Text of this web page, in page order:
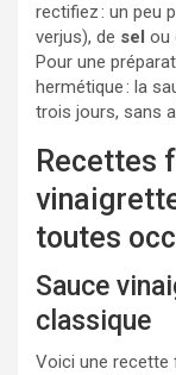
rectifiez : un peu
verjus), de sel ou
Pour une
hermétique : la
trois jours, sans
Recettes
toutes
Sauce
classique
Voici une recette